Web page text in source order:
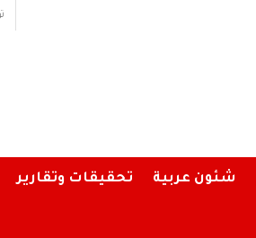
تحقيقات وتقارير شئون عربية